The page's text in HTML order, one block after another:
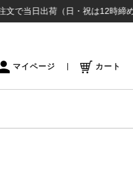
当日出荷（日・祝は12時締め
マイページ カート